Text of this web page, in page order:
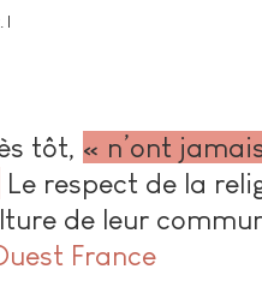
|
tôt, « n’ont
Le respect de la
de leur
France